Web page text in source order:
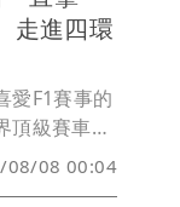
走進四環
愛F1賽事的
頂級賽車魅
Formula
坡大獎賽
08/08 00:04